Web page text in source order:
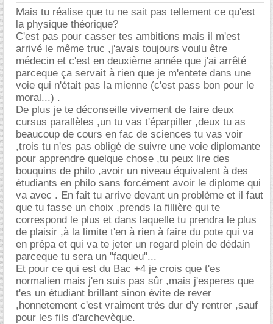
Mais tu réalise que tu ne sait pas tellement ce qu'est
la physique théorique?
C'est pas pour casser tes ambitions mais il m'est
arrivé le même truc ,j'avais toujours voulu être
médecin et c'est en deuxième année que j'ai arrêté
parceque ça servait à rien que je m'entete dans une
voie qui n'était pas la mienne (c'est pass bon pour le
moral...) .
De plus je te déconseille vivement de faire deux
cursus parallèles ,un tu vas t'éparpiller ,deux tu as
beaucoup de cours en fac de sciences tu vas voir
,trois tu n'es pas obligé de suivre une voie diplomante
pour apprendre quelque chose ,tu peux lire des
bouquins de philo ,avoir un niveau équivalent à des
étudiants en philo sans forcément avoir le diplome qui
va avec . En fait tu arrive devant un problème et il faut
que tu fasse un choix ,prends la fillière qui te
correspond le plus et dans laquelle tu prendra le plus
de plaisir ,à la limite t'en à rien à faire du pote qui va
en prépa et qui va te jeter un regard plein de dédain
parceque tu sera un "faqueu"...
Et pour ce qui est du Bac +4 je crois que t'es
normalien mais j'en suis pas sûr ,mais j'esperes que
t'es un étudiant brillant sinon évite de rever
,honnetement c'est vraiment très dur d'y rentrer ,sauf
pour les fils d'archevèque.